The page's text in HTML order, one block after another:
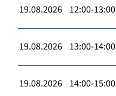
19.08.2026 12:00-13:00
19.08.2026 13:00-14:00
19.08.2026 14:00-15:00